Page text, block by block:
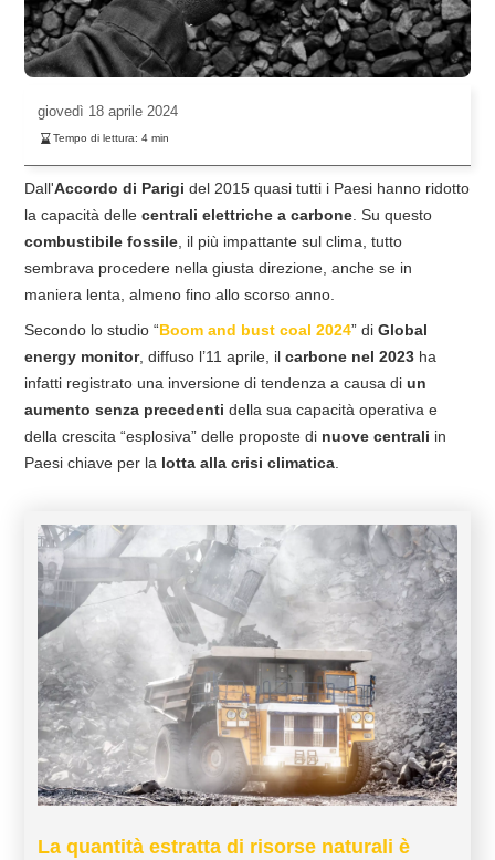
giovedì 18 aprile 2024
Tempo di lettura:4 min
Dall'Accordo di Parigi del 2015 quasi tutti i Paesi hanno ridotto
la capacità delle centrali elettriche a carbone. Su questo
combustibile fossile, il più impattante sul clima, tutto
sembrava procedere nella giusta direzione, anche se in
maniera lenta, almeno fino allo scorso anno.
Secondo lo studio “Boom and bust coal 2024” di Global
energy monitor, diffuso l’11 aprile, il carbone nel 2023 ha
infatti registrato una inversione di tendenza a causa di un
aumento senza precedenti della sua capacità operativa e
della crescita “esplosiva” delle proposte di nuove centrali in
Paesi chiave per la lotta alla crisi climatica.
La quantità estratta di risorse naturali è